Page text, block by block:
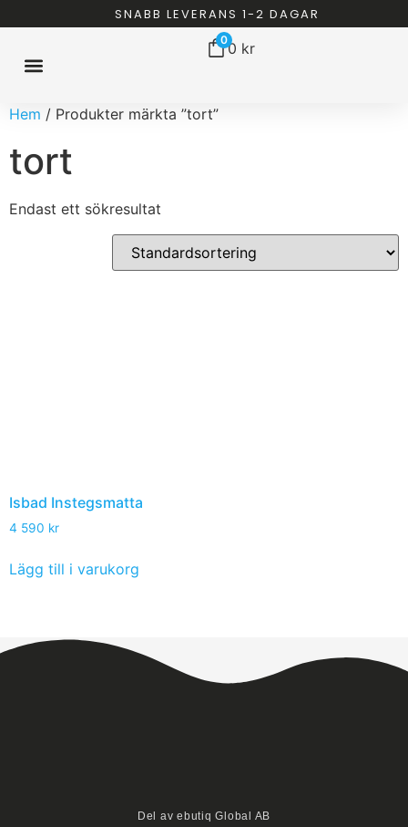
SNABB LEVERANS 1-2 DAGAR
00 kr
Hem / Produkter märkta ”tort”
tort
Endast ett sökresultat
Isbad Instegsmatta
4 590 kr
Lägg till i varukorg
Del av ebutiq Global AB